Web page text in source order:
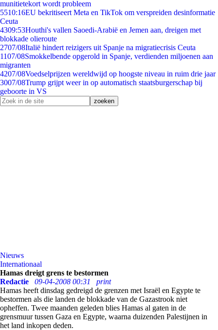
munitietekort wordt probleem
5510:16EU bekritiseert Meta en TikTok om verspreiden desinformatie
Ceuta
4309:53Houthi's vallen Saoedi-Arabië en Jemen aan, dreigen met
blokkade olieroute
2707/08Italië hindert reizigers uit Spanje na migratiecrisis Ceuta
1107/08Smokkelbende opgerold in Spanje, verdienden miljoenen aan
migranten
4207/08Voedselprijzen wereldwijd op hoogste niveau in ruim drie jaar
3007/08Trump grijpt weer in op automatisch staatsburgerschap bij
geboorte in VS
Nieuws
Internationaal
Hamas dreigt grens te bestormen
Redactie
09-04-2008 00:31
print
Hamas heeft dinsdag gedreigd de grenzen met Israël en Egypte te
bestormen als die landen de blokkade van de Gazastrook niet
opheffen. Twee maanden geleden blies Hamas al gaten in de
grensmuur tussen Gaza en Egypte, waarna duizenden Palestijnen in
het land inkopen deden.